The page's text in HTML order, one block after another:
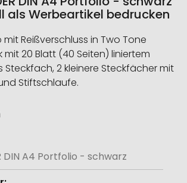
als Werbeartikel bedrucken
mit Reißverschluss in Two Tone
mit 20 Blatt (40 Seiten) liniertem
Steckfach, 2 kleinere Steckfächer mit
Stiftschlaufe.
DIN A4 Portfolio - schwarz